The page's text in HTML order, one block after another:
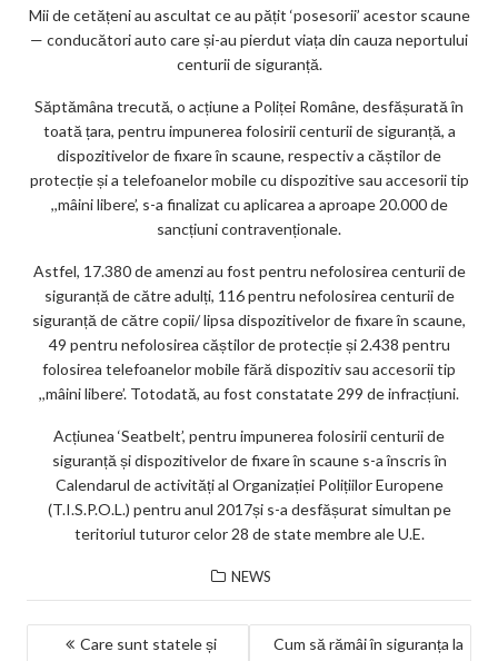
Mii de cetățeni au ascultat ce au pățit ‘posesorii’ acestor scaune
— conducători auto care și-au pierdut viața din cauza neportului
centurii de siguranță.
Săptămâna trecută, o acțiune a Poliței Române, desfășurată în
toată țara, pentru impunerea folosirii centurii de siguranță, a
dispozitivelor de fixare în scaune, respectiv a căștilor de
protecție și a telefoanelor mobile cu dispozitive sau accesorii tip
,,mâini libere’, s-a finalizat cu aplicarea a aproape 20.000 de
sancțiuni contravenționale.
Astfel, 17.380 de amenzi au fost pentru nefolosirea centurii de
siguranță de către adulți, 116 pentru nefolosirea centurii de
siguranță de către copii/ lipsa dispozitivelor de fixare în scaune,
49 pentru nefolosirea căștilor de protecție și 2.438 pentru
folosirea telefoanelor mobile fără dispozitiv sau accesorii tip
,,mâini libere’. Totodată, au fost constatate 299 de infracțiuni.
Acțiunea ‘Seatbelt’, pentru impunerea folosirii centurii de
siguranță și dispozitivelor de fixare în scaune s-a înscris în
Calendarul de activități al Organizației Polițiilor Europene
(T.I.S.P.O.L.) pentru anul 2017și s-a desfășurat simultan pe
teritoriul tuturor celor 28 de state membre ale U.E.
NEWS
NAVIGARE
Care sunt statele și
Cum să rămâi în siguranța la